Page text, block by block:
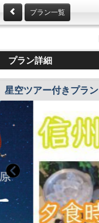
プラン一覧
プラン詳細
星空ツアー付きプラ